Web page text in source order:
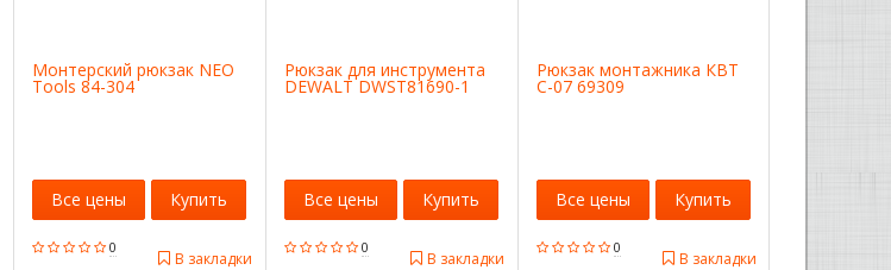
Монтерский рюкзак NEO
Tools 84-304
0
В закладки
Все цены Купить
Рюкзак для инструмента
DEWALT DWST81690-1
0
В закладки
Все цены Купить
Рюкзак монтажника КВТ
С-07 69309
0
В закладки
Все цены Купить